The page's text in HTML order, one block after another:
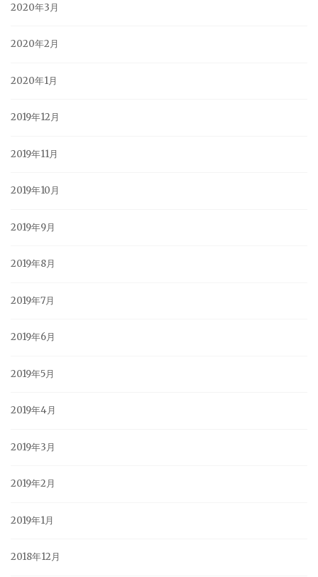
2020年3月
2020年2月
2020年1月
2019年12月
2019年11月
2019年10月
2019年9月
2019年8月
2019年7月
2019年6月
2019年5月
2019年4月
2019年3月
2019年2月
2019年1月
2018年12月